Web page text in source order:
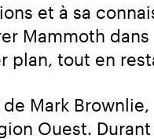
et à sa
Mammoth
tout en
Mark
Ouest.